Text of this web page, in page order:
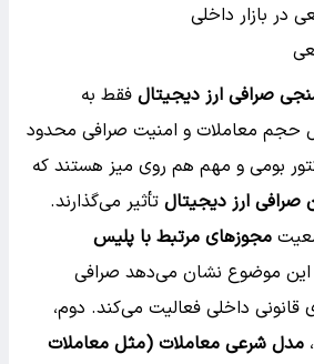
در بازار داخلی
صرافی ارز دیجیتال فقط به
حجم معاملات و امنیت صرافی محدود
بومی و مهم هم روی میز هستند که
صرافی ارز دیجیتال تأثیر می‌گذارند.
مجوزهای مرتبط با پلیس
این موضوع نشان می‌دهد صرافی
داخلی فعالیت می‌کند. دوم،
مدل شرعی معاملات (مثل معاملات